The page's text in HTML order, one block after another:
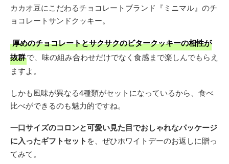
カカオ豆にこだわるチョコレートブランド『ミニマル』のチ
ョコレートサンドクッキー。
厚めのチョコレートとサクサクのビタークッキーの相性が
抜群で、味の組み合わせだけでなく食感まで楽しんでもらえ
ますよ。
しかも風味が異なる4種類がセットになっているから、食べ
比べができるのも魅力的ですね。
一口サイズのコロンと可愛い見た目でおしゃれなパッケージ
に入ったギフトセット を、ぜひホワイトデーのお返しに贈っ
てみて。